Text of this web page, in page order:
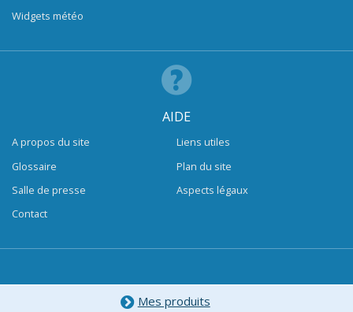
Widgets météo
AIDE
A propos du site
Glossaire
Salle de presse
Contact
Liens utiles
Plan du site
Aspects légaux
Mes produits